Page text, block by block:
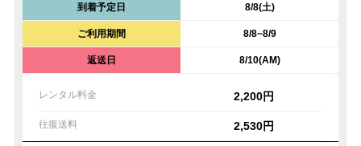
到着予定日 8/8(土)
ご利用期間 8/8~8/9
返送日 8/10(AM)
レンタル料金 2,200円
往復送料 2,530円